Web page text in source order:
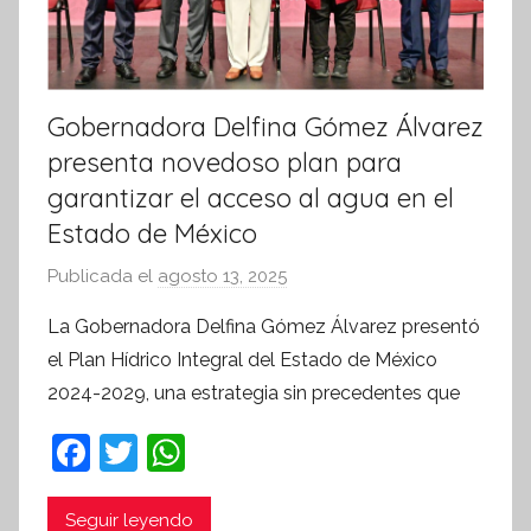
Gobernadora Delfina Gómez Álvarez
presenta novedoso plan para
garantizar el acceso al agua en el
Estado de México
Publicada el agosto 13, 2025
r
S
í
La Gobernadora Delfina Gómez Álvarez presentó
el Plan Hídrico Integral del Estado de México
2024-2029, una estrategia sin precedentes que
F
a
T
w h
Seguir leyendo